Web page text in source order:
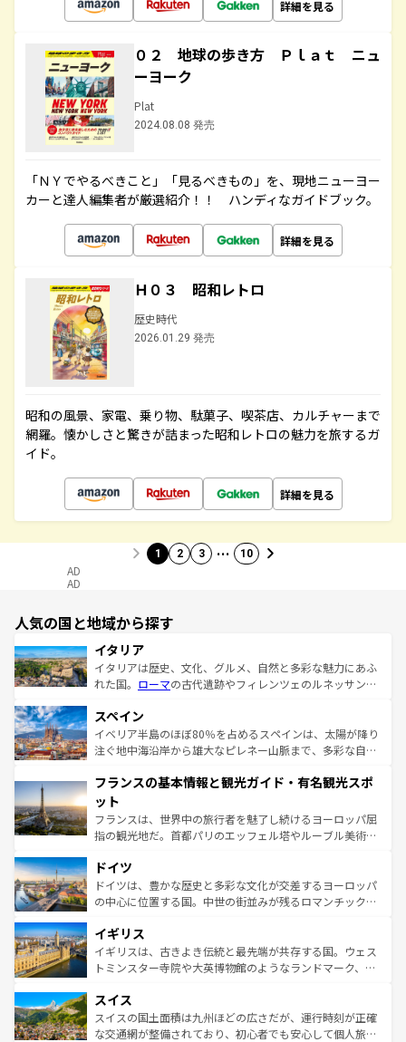
詳細を見る
０２ 地球の歩き方 Ｐｌａｔ ニュ
ーヨーク
Plat
2024.08.08 発売
「ＮＹでやるべきこと」「見るべきもの」を、現地ニューヨー
カーと達人編集者が厳選紹介！！ ハンディなガイドブック。
詳細を見る
Ｈ０３ 昭和レトロ
歴史時代
2026.01.29 発売
昭和の風景、家電、乗り物、駄菓子、喫茶店、カルチャーまで
網羅。懐かしさと驚きが詰まった昭和レトロの魅力を旅するガ
イド。
詳細を見る
1 2 3 … 10
AD
AD
人気の国と地域から探す
イタリア
イタリアは歴史、文化、グルメ、自然と多彩な魅力にあふ
れた国。 ローマの古代遺跡やフィレンツェのルネッサンス
ろん、トスカーナの美しい田園風景やアマルフィ海岸の絶
景など、自然景観も見逃せない。観光の合間には、本場の
ピザやパスタなど、絶品のイタリア料理を堪能することも
ませてくれるイタリアで、忘れられない旅をしてみよう！
なお、新着のイタリア情報は
しい。
スペイン
イベリア半島のほぼ80％を占めるスペインは、太陽が降り
注ぐ地中海沿岸から雄大なピレネー山脈まで、多彩な自然
文化が根付くこの国では、情熱的なフラメンコ、熱気あふ
れる闘牛、そして美味しいタパスが生活の一部となってい
る。首都マドリードの洗練された雰囲気や、バルセロナの
アートに溢れた街角から、地方では古代ローマ遺跡や中世
せる。地方によって風土や気候が異なるスペインはその個
性で訪れる人を魅了する。 なお、新着のスペイン情報は コ
ンテンツ一覧を参照してほしい。
フランスの基本情報と観光ガイド・有名観光スポ
ット
フランスは、世界中の旅行者を魅了し続けるヨーロッパ屈
指の観光地だ。首都パリのエッフェル塔やルーブル美術館
で、幅広い魅力が詰まっている。華麗な宮殿、歴史的な大
聖堂、美しいビーチ、そして豊かな自然が、訪れる者を心
から魅了する。また、フランスは美食の国としても知ら
いる。シャンパンの発祥地であるランス、プロヴァンスの
香り高いラベンダー畑など、多彩な楽しみ方が可能だ。さ
らに、パリ以外の地域にも魅力が溢れており、どの街角に
れる地方に足を運ぶとそれぞれで全く異なる文化を体験で
きるだろう。 なお、新着のフランス情報はコンテンツ一覧
を参照してほしい。
ドイツ
ドイツは、豊かな歴史と多彩な文化が交差するヨーロッパ
の中心に位置する国。中世の街並みが残るロマンチック街
顔を持つこの国は、どこを歩いても飽きることがない。ベ
ルリンの文化的活気、バイエルン州のアルプスの絶景、そ
してライン川沿いのワイン畑といった風景は必見。ビール
は、お酒好きな人にはぜひ体験してほしい。 なお、新着の
ドイツ情報はコンテンツ一覧を参照してほしい。
イギリス
イギリスは、古きよき伝統と最先端が共存する国。ウェス
トミンスター寺院や大英博物館のようなランドマーク、歴
リアごとに異なる魅力がある。また、優雅なアフタヌーン
ティー、ビール好きにはたまらない英国パブ、サッカー観
戦など、本場だからこそできる体験も豊富。イギリスを旅
スイス
スイスの国土面積は九州ほどの広さだが、運行時刻が正確
な交通網が整備されており、初心者でも安心して個人旅行